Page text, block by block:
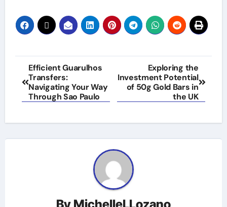
Post
navigation
Efficient Guarulhos
Transfers:
Navigating Your Way
Through Sao Paulo
Exploring the
Investment Potential
of 50g Gold Bars in
the UK
By MichelleLLozano